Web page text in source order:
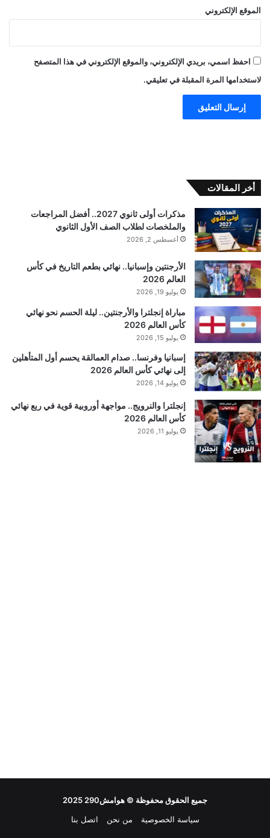
الموقع الإلكتروني
احفظ اسمي، بريدي الإلكتروني، والموقع الإلكتروني في هذا المتصفح
لاستخدامها المرة المقبلة في تعليقي.
أخر المقالات
مذكرات أولى ثانوي 2027.. أفضل المراجعات
والملخصات لطلاب الصف الأول الثانوي
أغسطس 2, 2026
الأرجنتين وإسبانيا.. نهائي بطعم التاريخ في كأس
العالم 2026
يوليو 19, 2026
مباراة إنجلترا والأرجنتين.. ليلة الحسم نحو نهائي
كأس العالم 2026
يوليو 15, 2026
إسبانيا وفرنسا.. صدام العمالقة يحسم أول المتأهلين
إلى نهائي كأس العالم 2026
يوليو 14, 2026
إنجلترا والنرويج.. مواجهة أوروبية قوية في ربع نهائي
كأس العالم 2026
يوليو 11, 2026
جميع الحقوق محفوظة © هوامش290
سياسة الخصوصية
من نحن اتصل بنا